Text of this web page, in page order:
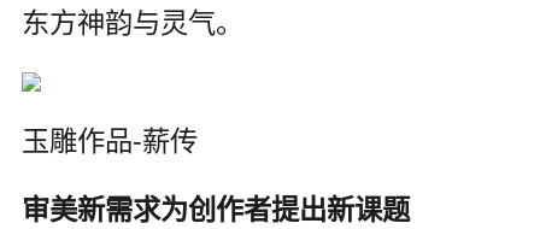
东方神韵与灵气。
玉雕作品-薪传
审美新需求为创作者提出新课题